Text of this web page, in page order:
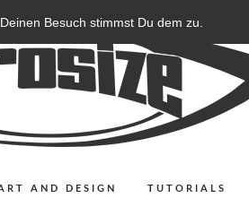
Besuch stimmst Du dem zu.
AND DESIGN TUTORIALS